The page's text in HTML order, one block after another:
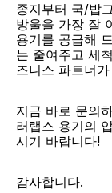
종지부터 국/밥
방울을 가장 잘
용기를 공급해
는 줄여주고 세
즈니스 파트너
지금 바로 문의
러랩스 용기의
시기 바랍니다!
감사합니다.